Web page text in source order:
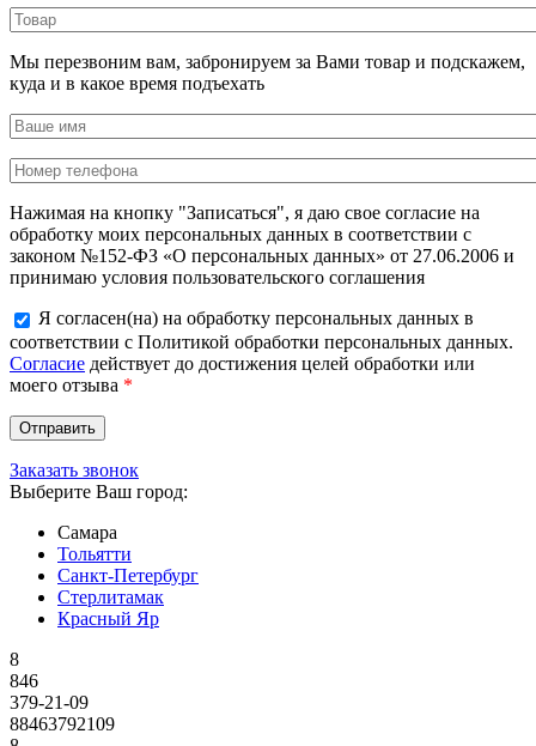
Мы перезвоним вам, забронируем за Вами товар и подскажем,
куда и в какое время подъехать
Нажимая на кнопку "Записаться", я даю свое согласие на
обработку моих персональных данных в соответствии с
законом №152-ФЗ «О персональных данных» от 27.06.2006 и
принимаю условия пользовательского соглашения
Я согласен(на) на обработку персональных данных в
соответствии с Политикой обработки персональных данных.
Согласие действует до достижения целей обработки или
моего отзыва *
Заказать звонок
Выберите Ваш город:
Самара
Тольятти
Санкт-Петербург
Стерлитамак
Красный Яр
8
846
379-21-09
88463792109